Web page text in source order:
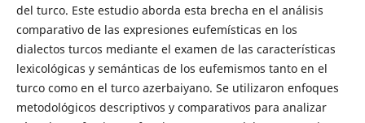
del turco. Este estudio aborda esta brecha en el análisis
comparativo de las expresiones eufemísticas en los
dialectos turcos mediante el examen de las características
lexicológicas y semánticas de los eufemismos tanto en el
turco como en el turco azerbaiyano. Se utilizaron enfoques
metodológicos descriptivos y comparativos para analizar